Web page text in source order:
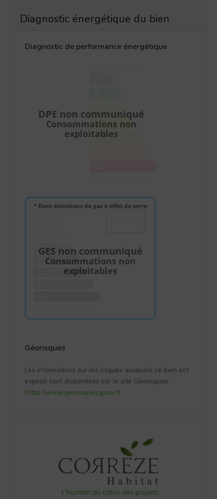
Diagnostic énergétique du bien
Diagnostic de performance énergétique
D
E
DPE non communiqué
Consommations non
exploitables
* Dont émissions de gaz à effet de serre
C
GES non communiqué
Consommations non
exploitables
Géorisques
Les informations sur les risques auxquels ce bien est
exposé sont disponibles sur le site Géorisques
https://www.georisques.gouv.fr